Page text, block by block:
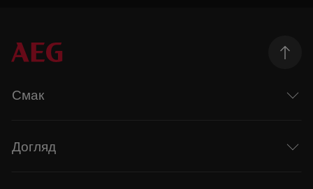
Смак
Догляд